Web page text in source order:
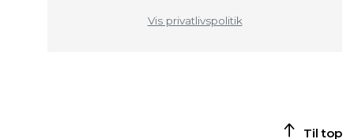
Vis privatlivspolitik
Til top